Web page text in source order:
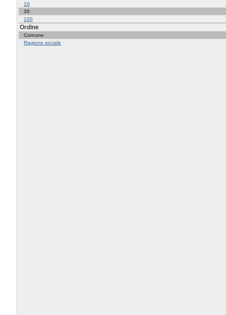
10
30
100
Ordine
Comune
Ragione sociale